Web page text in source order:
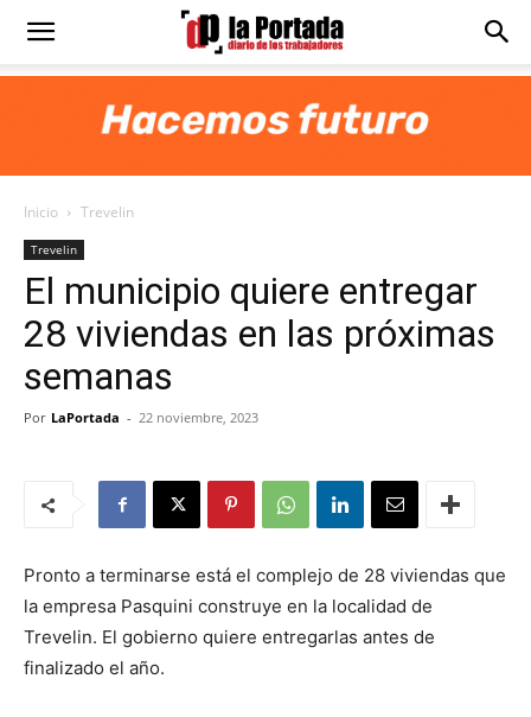
Diario
Portada
Inicio Trevelin
Trevelin
El municipio quiere entregar
28 viviendas en las próximas
semanas
Por LaPortada - 22 noviembre, 2023
Pronto a terminarse está el complejo de 28 viviendas que
la empresa Pasquini construye en la localidad de
Trevelin. El gobierno quiere entregarlas antes de
finalizado el año.